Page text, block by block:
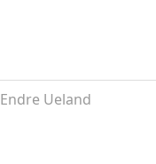
Endre Ueland